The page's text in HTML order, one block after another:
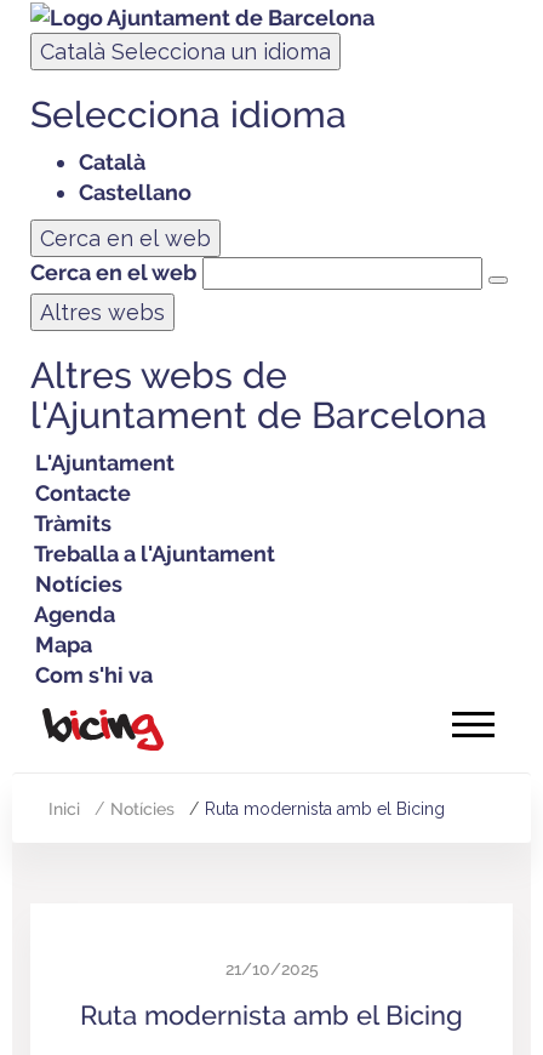
Català Selecciona un idioma
Selecciona idioma
Català
Castellano
Cerca en el web
Cerca en el web
Altres webs
Altres webs de
l'Ajuntament de Barcelona
L'Ajuntament
Contacte
Tràmits
Treballa a l'Ajuntament
Notícies
Agenda
Mapa
Com s'hi va
Vés
Inici Notícies Ruta modernista amb el Bicing
21/10/2025
Ruta modernista amb el Bicing